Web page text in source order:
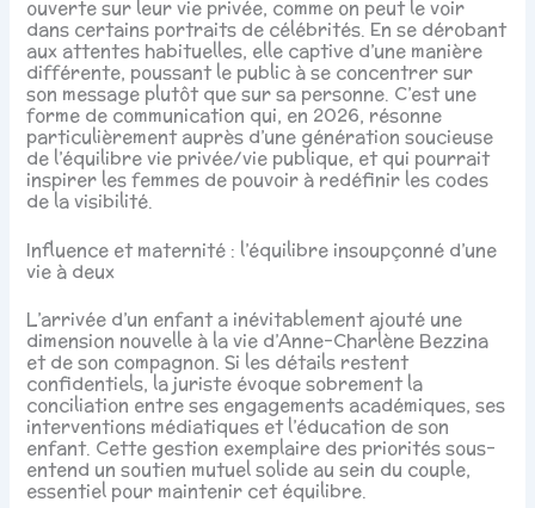
ouverte sur leur vie privée, comme on peut le voir
dans certains portraits de célébrités. En se dérobant
aux attentes habituelles, elle captive d’une manière
différente, poussant le public à se concentrer sur
son message plutôt que sur sa personne. C’est une
forme de communication qui, en 2026, résonne
particulièrement auprès d’une génération soucieuse
de l’équilibre vie privée/vie publique, et qui pourrait
inspirer les femmes de pouvoir à redéfinir les codes
de la visibilité.
Influence et maternité : l’équilibre insoupçonné d’une
vie à deux
L’arrivée d’un enfant a inévitablement ajouté une
dimension nouvelle à la vie d’Anne-Charlène Bezzina
et de son compagnon. Si les détails restent
confidentiels, la juriste évoque sobrement la
conciliation entre ses engagements académiques, ses
interventions médiatiques et l’éducation de son
enfant. Cette gestion exemplaire des priorités sous-
entend un soutien mutuel solide au sein du couple,
essentiel pour maintenir cet équilibre.